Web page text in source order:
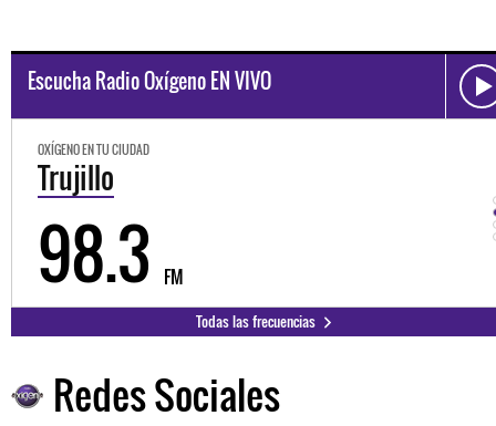
Escucha Radio Oxígeno EN VIVO
OXÍGENO EN TU CIUDAD
Trujillo
98.3 FM
Todas las frecuencias
Redes Sociales